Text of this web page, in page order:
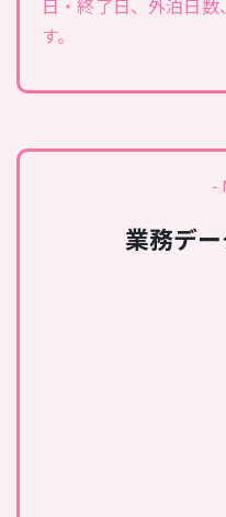
日・終了日、外泊日
す。
-
業務デ